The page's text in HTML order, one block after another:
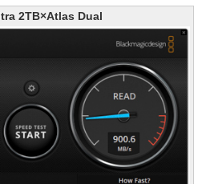
2TB×Atlas Dual